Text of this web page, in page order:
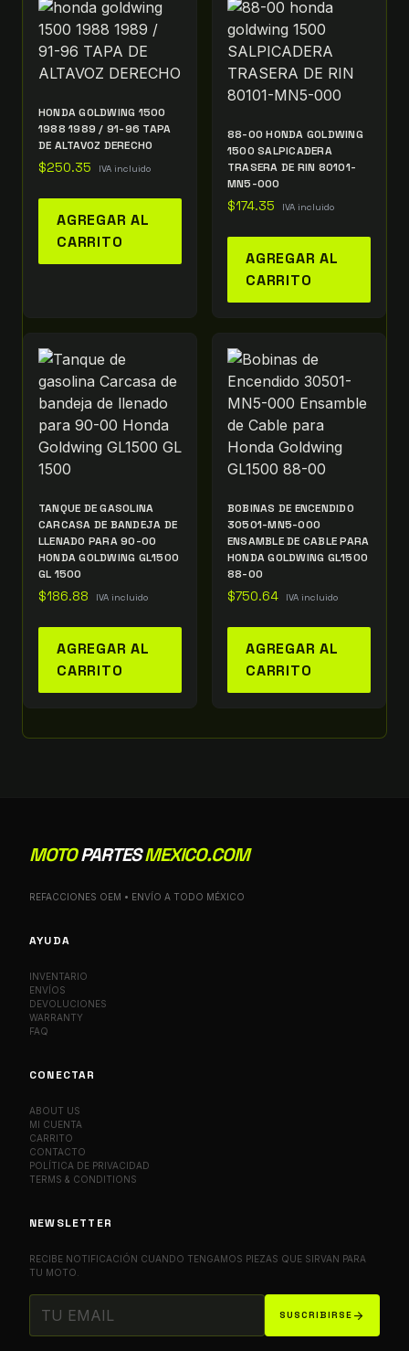
HONDA GOLDWING 1500
1988 1989 / 91-96 TAPA
DE ALTAVOZ DERECHO
$250.35 IVA incluido
AGREGAR AL
CARRITO
88-00 HONDA GOLDWING
1500 SALPICADERA
TRASERA DE RIN 80101-
MN5-000
$174.35 IVA incluido
AGREGAR AL
CARRITO
TANQUE DE GASOLINA
CARCASA DE BANDEJA DE
LLENADO PARA 90-00
HONDA GOLDWING GL1500
GL 1500
$186.88 IVA incluido
AGREGAR AL
CARRITO
BOBINAS DE ENCENDIDO
30501-MN5-000
ENSAMBLE DE CABLE PARA
HONDA GOLDWING GL1500
88-00
$750.64 IVA incluido
AGREGAR AL
CARRITO
MOTOPARTESMEXICO.COM
REFACCIONES OEM • ENVÍO A TODO MÉXICO
AYUDA
INVENTARIO
ENVÍOS
DEVOLUCIONES
WARRANTY
FAQ
CONECTAR
ABOUT US
MI CUENTA
CARRITO
CONTACTO
POLÍTICA DE PRIVACIDAD
TERMS & CONDITIONS
NEWSLETTER
RECIBE NOTIFICACIÓN CUANDO TENGAMOS PIEZAS QUE SIRVAN PARA
TU MOTO.
SUSCRIBIRSE arrow_forward